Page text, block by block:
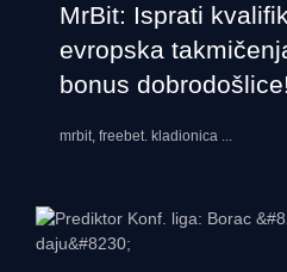
MrBit: Isprati
evropska
bonus dobrodošlice!
mrbit, freebet. kladionica ...